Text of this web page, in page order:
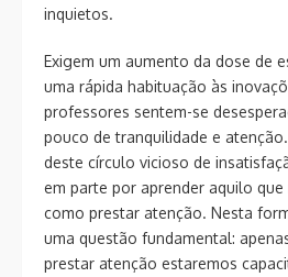
inquietos.
Exigem um aumento da dose de
uma rápida habituação às
professores sentem-se
pouco de tranquilidade e
deste círculo vicioso de
em parte por aprender aquilo
como prestar atenção. Nesta
uma questão fundamental:
prestar atenção estaremos